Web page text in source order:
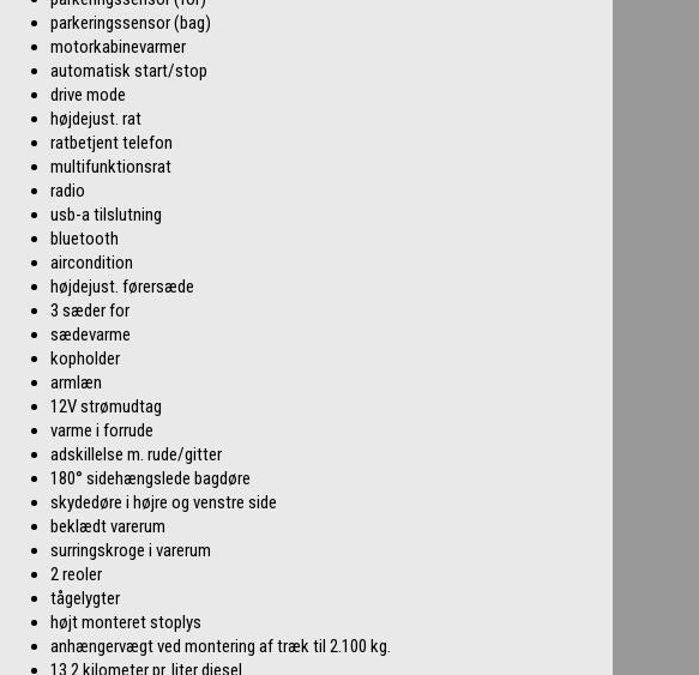
parkeringssensor (bag)
motorkabinevarmer
automatisk start/stop
drive mode
højdejust. rat
ratbetjent telefon
multifunktionsrat
radio
usb-a tilslutning
bluetooth
aircondition
højdejust. førersæde
3 sæder for
sædevarme
kopholder
armlæn
12V strømudtag
varme i forrude
adskillelse m. rude/gitter
180° sidehængslede bagdøre
skydedøre i højre og venstre side
beklædt varerum
surringskroge i varerum
2 reoler
tågelygter
højt monteret stoplys
anhængervægt ved montering af træk til 2.100 kg.
13.2 kilometer pr. liter diesel